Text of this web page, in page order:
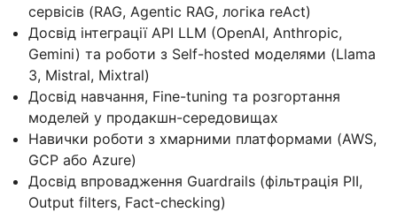
сервісів (RAG, Agentic RAG, логіка reAct)
Досвід інтеграції API LLM (OpenAI, Anthropic,
Gemini) та роботи з Self-hosted моделями (Llama
3, Mistral, Mixtral)
Досвід навчання, Fine-tuning та розгортання
моделей у продакшн-середовищах
Навички роботи з хмарними платформами (AWS,
GCP або Azure)
Досвід впровадження Guardrails (фільтрація PII,
Output filters, Fact-checking)